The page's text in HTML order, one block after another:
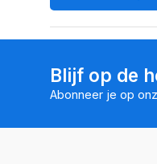
Blijf op de
Abonneer je op